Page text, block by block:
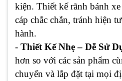
kiện. Thiết kế rãnh bánh
cáp chắc chắn, tránh hiện
hành.
- Thiết Kế Nhẹ – Dễ Sử
hơn so với các sản phẩm
chuyển và lắp đặt tại mọi